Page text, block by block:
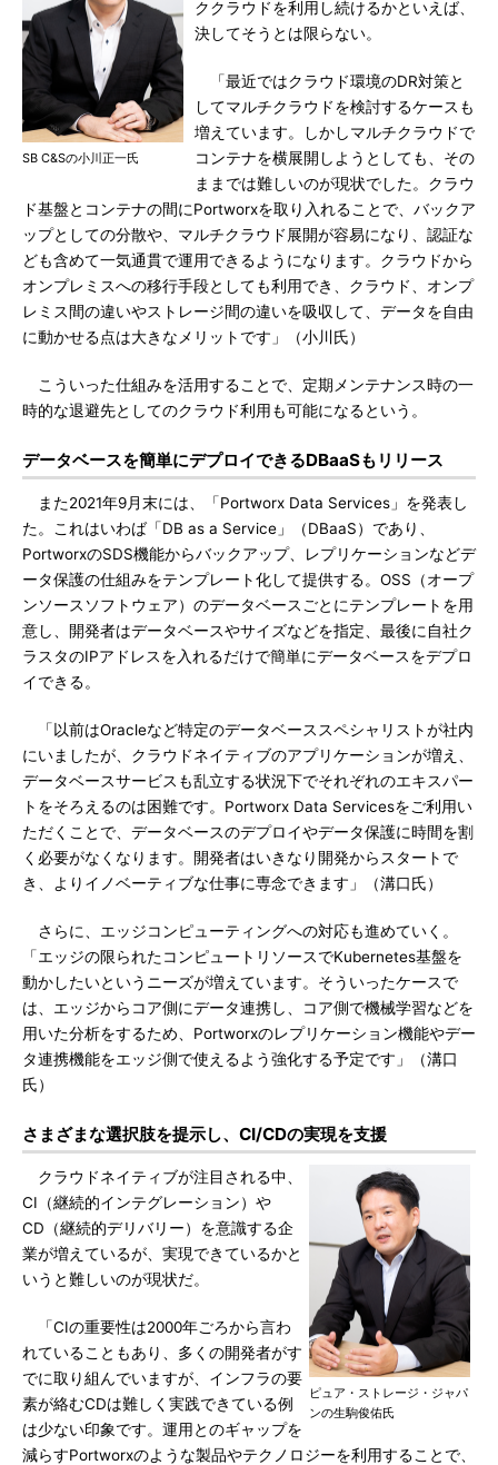
SB C&Sの小川正一氏
ククラウドを利用し続けるかといえば、
決してそうとは限らない。
「最近ではクラウド環境のDR対策と
してマルチクラウドを検討するケースも
増えています。しかしマルチクラウドで
コンテナを横展開しようとしても、その
ままでは難しいのが現状でした。クラウ
ド基盤とコンテナの間にPortworxを取り入れることで、バックア
ップとしての分散や、マルチクラウド展開が容易になり、認証な
ども含めて一気通貫で運用できるようになります。クラウドから
オンプレミスへの移行手段としても利用でき、クラウド、オンプ
レミス間の違いやストレージ間の違いを吸収して、データを自由
に動かせる点は大きなメリットです」（小川氏）
こういった仕組みを活用することで、定期メンテナンス時の一
時的な退避先としてのクラウド利用も可能になるという。
データベースを簡単にデプロイできるDBaaSもリリース
また2021年9月末には、「Portworx Data Services」を発表し
た。これはいわば「DB as a Service」（DBaaS）であり、
PortworxのSDS機能からバックアップ、レプリケーションなどデ
ータ保護の仕組みをテンプレート化して提供する。OSS（オープ
ンソースソフトウェア）のデータベースごとにテンプレートを用
意し、開発者はデータベースやサイズなどを指定、最後に自社ク
ラスタのIPアドレスを入れるだけで簡単にデータベースをデプロ
イできる。
「以前はOracleなど特定のデータベーススペシャリストが社内
にいましたが、クラウドネイティブのアプリケーションが増え、
データベースサービスも乱立する状況下でそれぞれのエキスパー
トをそろえるのは困難です。Portworx Data Servicesをご利用い
ただくことで、データベースのデプロイやデータ保護に時間を割
く必要がなくなります。開発者はいきなり開発からスタートで
き、よりイノベーティブな仕事に専念できます」（溝口氏）
さらに、エッジコンピューティングへの対応も進めていく。
「エッジの限られたコンピュートリソースでKubernetes基盤を
動かしたいというニーズが増えています。そういったケースで
は、エッジからコア側にデータ連携し、コア側で機械学習などを
用いた分析をするため、Portworxのレプリケーション機能やデー
タ連携機能をエッジ側で使えるよう強化する予定です」（溝口
氏）
さまざまな選択肢を提示し、CI/CDの実現を支援
ピュア・ストレージ・ジャパ
ンの生駒俊佑氏
クラウドネイティブが注目される中、
CI（継続的インテグレーション）や
CD（継続的デリバリー）を意識する企
業が増えているが、実現できているかと
いうと難しいのが現状だ。
「CIの重要性は2000年ごろから言わ
れていることもあり、多くの開発者がす
でに取り組んでいますが、インフラの要
素が絡むCDは難しく実践できている例
は少ない印象です。運用とのギャップを
減らすPortworxのような製品やテクノロジーを利用することで、